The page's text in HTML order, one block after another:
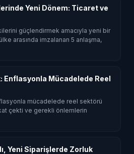
Yeni Dönem: Ticaret ve
güçlendirmek amacıyla yeni bir
arasında imzalanan 5 anlaşma,
Enflasyonla Mücadelede Reel
mücadelede reel sektörü
çekti ve gerekli önlemlerin
Yeni Siparişlerde Zorluk